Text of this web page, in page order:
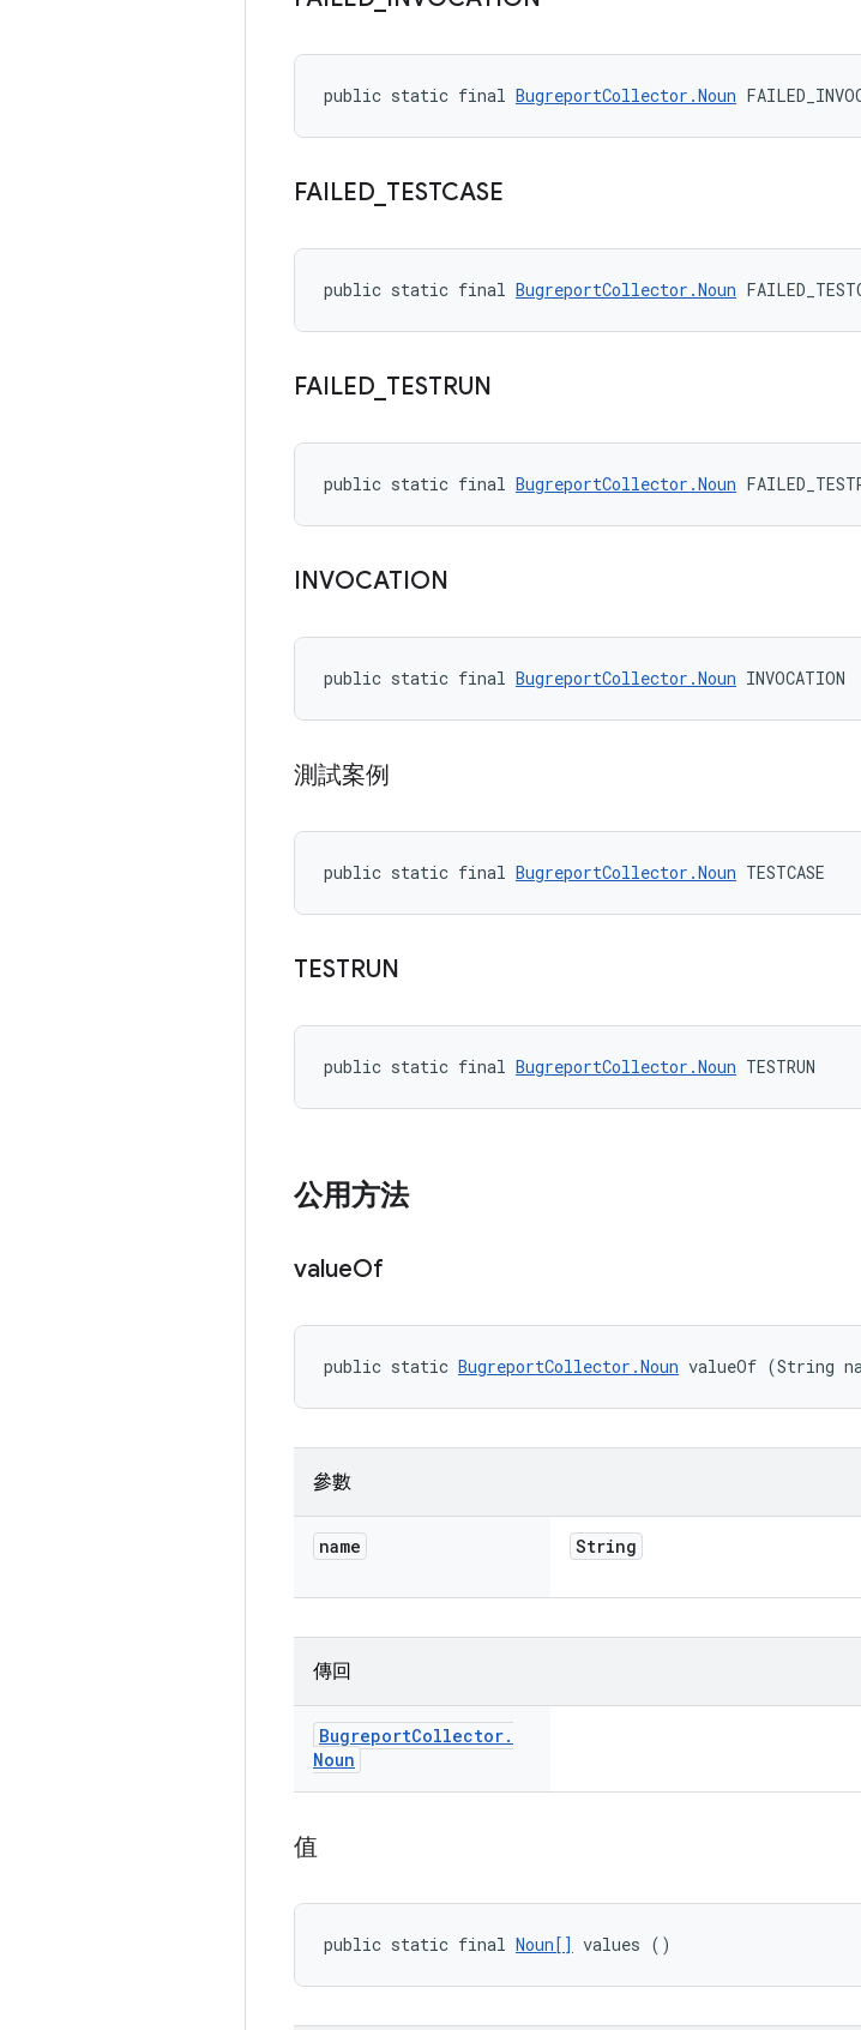
public static final BugreportCollector.Noun
FAILED TESTCASE
public static final BugreportCollector.Noun
FAILED TESTRUN
public static final BugreportCollector.Noun
INVOCATION
public static final BugreportCollector.Noun INVOCATION
測試案例
public static final BugreportCollector.Noun TESTCASE
TESTRUN
public static final BugreportCollector.Noun TESTRUN
公用方法
valueOf
public static BugreportCollector.Noun valueOf (String
參數
name String
傳回
BugreportCollector.
Noun
值
public static final Noun[] values ()